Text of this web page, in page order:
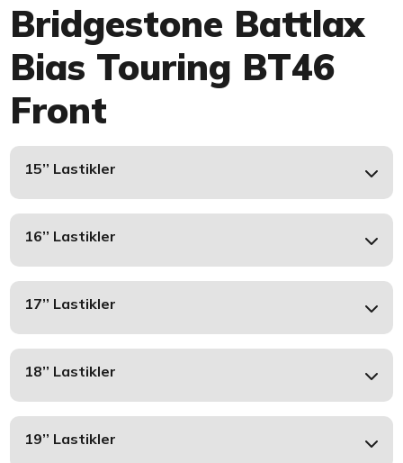
Bridgestone Battlax
Bias Touring BT46
Front
15’’ Lastikler
16’’ Lastikler
17’’ Lastikler
18’’ Lastikler
19’’ Lastikler